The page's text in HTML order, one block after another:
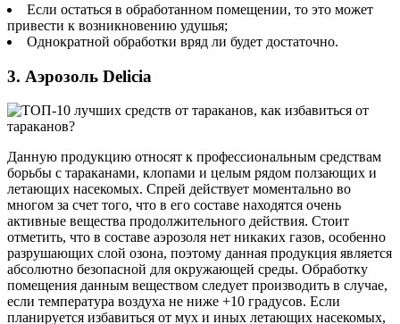
Если остаться в обработанном помещении, то это может
привести к возникновению удушья;
Однократной обработки вряд ли будет достаточно.
3. Аэрозоль Delicia
Данную продукцию относят к профессиональным средствам
борьбы с тараканами, клопами и целым рядом ползающих и
летающих насекомых. Спрей действует моментально во
многом за счет того, что в его составе находятся очень
активные вещества продолжительного действия. Стоит
отметить, что в составе аэрозоля нет никаких газов, особенно
разрушающих слой озона, поэтому данная продукция является
абсолютно безопасной для окружающей среды. Обработку
помещения данным веществом следует производить в случае,
если температура воздуха не ниже +10 градусов. Если
планируется избавиться от мух и иных летающих насекомых,